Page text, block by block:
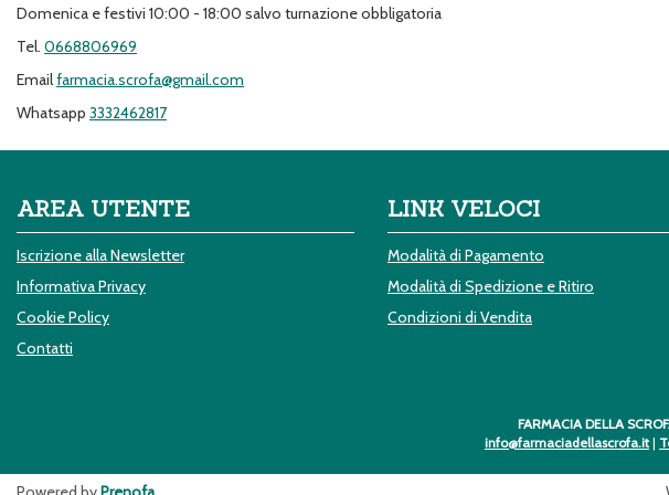
Domenica e festivi 10:00 - 18:00 salvo turnazione obbligatoria
Tel. 0668806969
Emailfarmacia.scrofa@gmail.com
Whatsapp 3332462817
AREA UTENTE
Iscrizione alla Newsletter
Informativa Privacy
Cookie Policy
Contatti
LINK VELOCI
Modalità di Pagamento
Modalità di Spedizione e Ritiro
Condizioni di Vendita
FARMACIA DELLA
info@farmaciadellascrofa.it |